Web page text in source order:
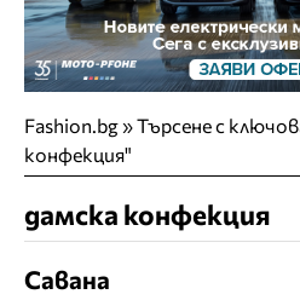
Fashion.bg»Търсене с
конфекция"
дамска конфекция
Савана